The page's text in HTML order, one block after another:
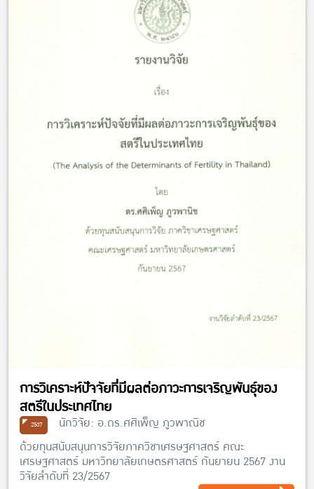
การวิเคราะห์ปัจจัยที่มีผลต่อภาวะการเจริญพันธุ์ของ
สตรีในประเทศไทย
2567
นักวิจัย: อ.ดร.ศศิเพ็ญ ภูวพาณิช
ด้วยทุนสนับสนุนการวิจัยภาควิชาเศรษฐศาสตร์ คณะ
เศรษฐศาสตร์ มหาวิทยาลัยเกษตรศาสตร์ กันยายน 2567 งาน
วิจัยลำดับที่ 23/2567